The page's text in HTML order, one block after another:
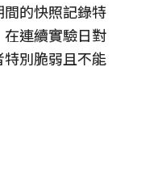
的快照記錄特
連續實驗日對
別脆弱且不能